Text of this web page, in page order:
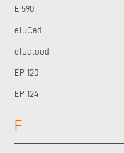
E 590
eluCad
elucloud
EP 120
EP 124
F